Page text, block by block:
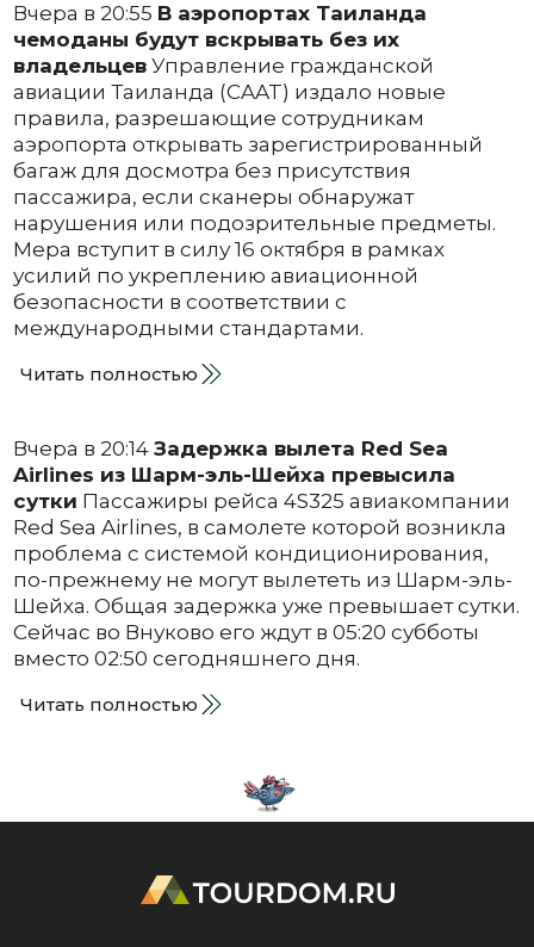
Вчера в 20:55 В аэропортах Таиланда
чемоданы будут вскрывать без их
владельцевУправление гражданской
авиации Таиланда (CAAT) издало новые
правила, разрешающие сотрудникам
аэропорта открывать зарегистрированный
багаж для досмотра без присутствия
пассажира, если сканеры обнаружат
нарушения или подозрительные предметы.
Мера вступит в силу 16 октября в рамках
усилий по укреплению авиационной
безопасности в соответствии с
международными стандартами.
Читать полностью
Вчера в 20:14 Задержка вылета Red Sea
Airlines из Шарм-эль-Шейха превысила
сутки Пассажиры рейса 4S325 авиакомпании
Red Sea Airlines, в самолете которой возникла
проблема с системой кондиционирования,
по-прежнему не могут вылететь из Шарм-эль-
Шейха. Общая задержка уже превышает сутки.
Сейчас во Внуково его ждут в 05:20 субботы
вместо 02:50 сегодняшнего дня.
Читать полностью